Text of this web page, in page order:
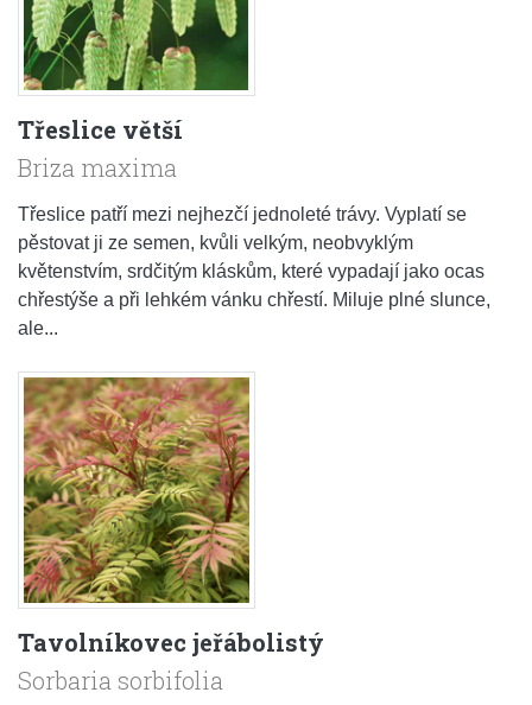
Třeslice větší
Briza maxima
Třeslice patří mezi nejhezčí jednoleté trávy. Vyplatí se
pěstovat ji ze semen, kvůli velkým, neobvyklým
květenstvím, srdčitým kláskům, které vypadají jako ocas
chřestýše a při lehkém vánku chřestí. Miluje plné slunce,
ale...
Tavolníkovec jeřábolistý
Sorbaria sorbifolia